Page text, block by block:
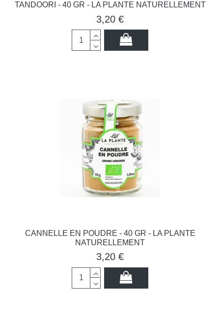
TANDOORI - 40 GR - LA PLANTE NATURELLEMENT
3,20 €
CANNELLE EN POUDRE - 40 GR - LA PLANTE
NATURELLEMENT
3,20 €